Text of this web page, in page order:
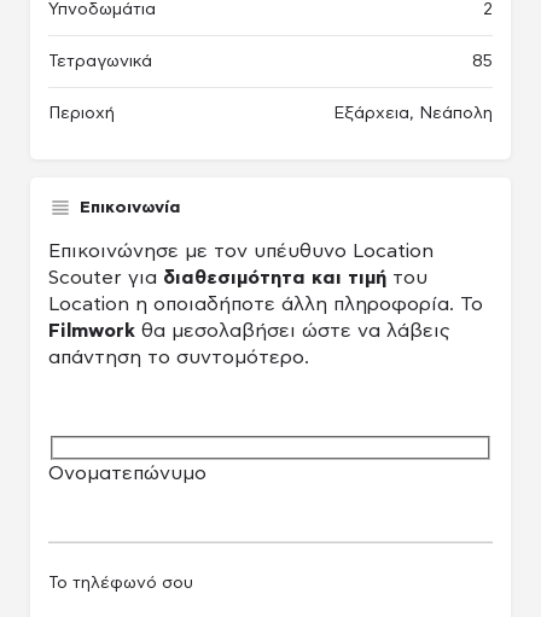
Υπνοδωμάτια 2
Τετραγωνικά 85
Περιοχή Εξάρχεια, Νεάπολη
Επικοινωνία
Επικοινώνησε με τον υπέυθυνο Location
Scouter για διαθεσιμότητα και τιμή του
Location η οποιαδήποτε άλλη πληροφορία. Το
Filmwork θα μεσολαβήσει ώστε να λάβεις
απάντηση το συντομότερο.
Ονοματεπώνυμο
Το τηλέφωνό σου